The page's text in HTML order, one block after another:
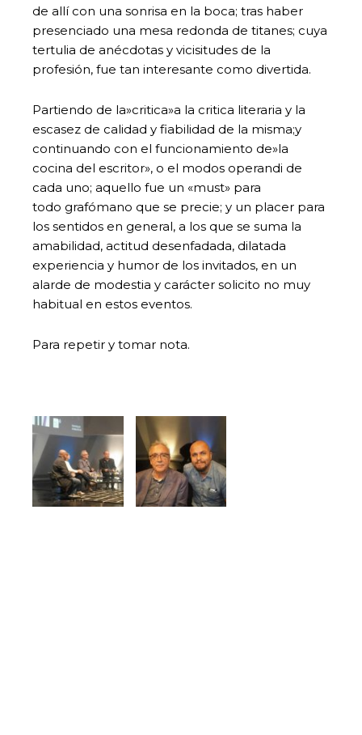
de allí con una sonrisa en la boca; tras haber
presenciado una mesa redonda de titanes; cuya
tertulia de anécdotas y vicisitudes de la
profesión, fue tan interesante como divertida.
Partiendo de la»critica»a la critica literaria y la
escasez de calidad y fiabilidad de la misma;y
continuando con el funcionamiento de»la
cocina del escritor», o el modos operandi de
cada uno; aquello fue un «must» para
todo grafómano que se precie; y un placer para
los sentidos en general, a los que se suma la
amabilidad, actitud desenfadada, dilatada
experiencia y humor de los invitados, en un
alarde de modestia y carácter solicito no muy
habitual en estos eventos.
Para repetir y tomar nota.